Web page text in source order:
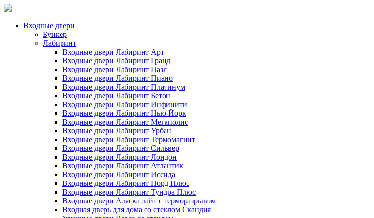
Входные двери
Бункер
Лабиринт
Входные двери Лабиринт Арт
Входные двери Лабиринт Гранд
Входные двери Лабиринт Пазл
Входные двери Лабиринт Пиано
Входные двери Лабиринт Платинум
Входные двери Лабиринт Бетон
Входные двери Лабиринт Инфинити
Входные двери Лабиринт Нью-Йорк
Входные двери Лабиринт Мегаполис
Входные двери Лабиринт Урбан
Входные двери Лабиринт Термомагнит
Входные двери Лабиринт Сильвер
Входные двери Лабиринт Лондон
Входные двери Лабиринт Атлантик
Входные двери Лабиринт Иссида
Входные двери Лабиринт Норд Плюс
Входные двери Лабиринт Тундра Плюс
Входные двери Аляска лайт с терморазрывом
Входная дверь для дома со стеклом Скандия